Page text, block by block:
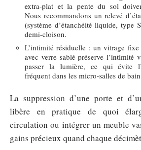
extra-plat et la pente du sol
Nous recommandons un relevé
(système d’étanchéité liquide, type
demi-cloison.
L’intimité résiduelle : un vitrage
avec verre sablé préserve l’intimité
passer la lumière, ce qui évite
fréquent dans les micro-salles de
La suppression d’une porte et
libère en pratique de quoi
circulation ou intégrer un meuble
gains précieux quand chaque